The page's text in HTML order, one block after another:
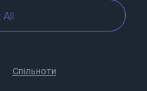
Спільноти